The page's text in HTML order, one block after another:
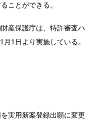
ことができる。
産保護庁は、特許審査ハ
1日より実施している。
実用新案登録出願に変更